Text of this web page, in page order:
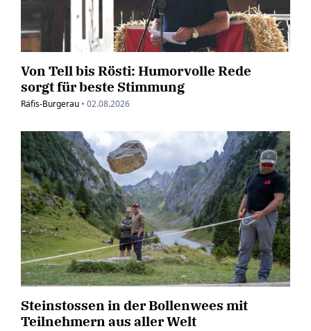
Von Tell bis Rösti: Humorvolle Rede
sorgt für beste Stimmung
Räfis-Burgerau • 02.08.2026
Steinstossen in der Bollenwees mit
Teilnehmern aus aller Welt